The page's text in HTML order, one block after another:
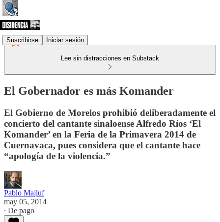
Suscribirse Iniciar sesión
Lee sin distracciones en Substack
El Gobernador es más Komander
El Gobierno de Morelos prohibió deliberadamente el
concierto del cantante sinaloense Alfredo Ríos ‘El
Komander’ en la Feria de la Primavera 2014 de
Cuernavaca, pues considera que el cantante hace
“apología de la violencia.”
Pablo Majluf
may 05, 2014
∙ De pago